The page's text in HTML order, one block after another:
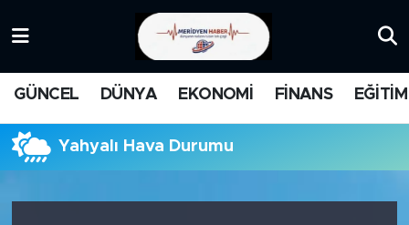
GÜNCEL DÜNYA EKONOMİ FİNANS EĞİTİM
Yahyalı Hava Durumu